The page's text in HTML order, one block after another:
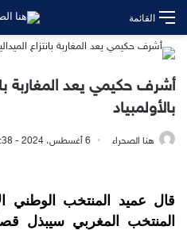
القائمة
أشرف حكيمي يعد المغاربة
بالأولمبياد
هنا الصحراء 6 أغسطس، 2024 - 2:38 مساءً
قال عميد المنتخب الوطني
المنتخب المغربي سيبذل